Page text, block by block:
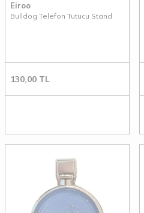
Eiroo
Bulldog Telefon Tutucu Stand
130,00 TL